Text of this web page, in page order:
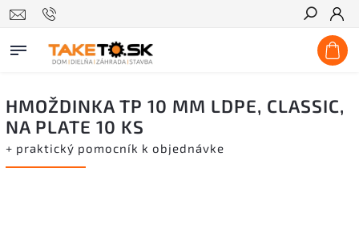
Hľadať
HMOŽDINKA TP 10 MM LDPE, CLASSIC,
NA PLATE 10 KS
+ praktický pomocník k objednávke